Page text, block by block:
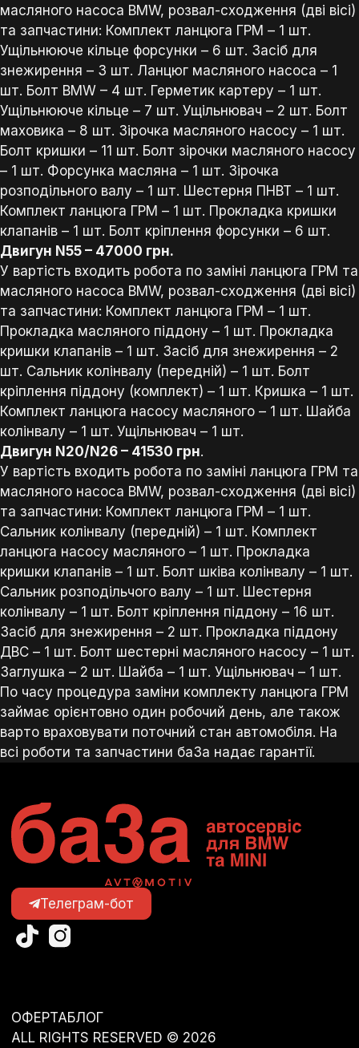
масляного насоса BMW, розвал-сходження (дві вісі)
та запчастини: Комплект ланцюга ГРМ – 1 шт.
Ущільнююче кільце форсунки – 6 шт. Засіб для
знежирення – 3 шт. Ланцюг масляного насоса – 1
шт. Болт BMW – 4 шт. Герметик картеру – 1 шт.
Ущільнююче кільце – 7 шт. Ущільнювач – 2 шт. Болт
маховика – 8 шт. Зірочка маcляного насосу – 1 шт.
Болт кришки – 11 шт. Болт зірочки масляного насосу
– 1 шт. Форсунка масляна – 1 шт. Зірочка
розподільного валу – 1 шт. Шестерня ПНВТ – 1 шт.
Комплект ланцюга ГРМ – 1 шт. Прокладка кришки
клапанів – 1 шт. Болт кріплення форсунки – 6 шт.
Двигун N55 – 47000 грн.
У вартість входить робота по заміні ланцюга ГРМ та
масляного насоса BMW, розвал-сходження (дві вісі)
та запчастини: Комплект ланцюга ГРМ – 1 шт.
Прокладка масляного піддону – 1 шт. Прокладка
кришки клапанів – 1 шт. Засіб для знежирення – 2
шт. Сальник колінвалу (передній) – 1 шт. Болт
кріплення піддону (комплект) – 1 шт. Кришка – 1 шт.
Комплект ланцюга насосу масляного – 1 шт. Шайба
колінвалу – 1 шт. Ущільнювач – 1 шт.
Двигун N20/N26 – 41530 грн.
У вартість входить робота по заміні ланцюга ГРМ та
масляного насоса BMW, розвал-сходження (дві вісі)
та запчастини: Комплект ланцюга ГРМ – 1 шт.
Сальник колінвалу (передній) – 1 шт. Комплект
ланцюга насосу масляного – 1 шт. Прокладка
кришки клапанів – 1 шт. Болт шківа колінвалу – 1 шт.
Сальник розподільчого валу – 1 шт. Шестерня
колінвалу – 1 шт. Болт кріплення піддону – 16 шт.
Засіб для знежирення – 2 шт. Прокладка піддону
ДВС – 1 шт. Болт шестерні масляного насосу – 1 шт.
Заглушка – 2 шт. Шайба – 1 шт. Ущільнювач – 1 шт.
По часу процедура заміни комплекту ланцюга ГРМ
займає орієнтовно один робочий день, але також
варто враховувати поточний стан автомобіля. На
всі роботи та запчастини ба3а надає гарантії.
ОФЕРТАБЛОГ
ALL RIGHTS RESERVED © 2026
Телеграм-бот